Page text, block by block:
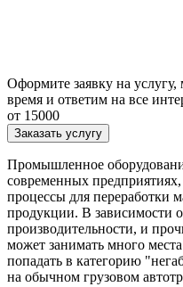
Оформите заявку на
время и ответим на все
от 15000
Заказать услугу
Промышленное
современных
процессы для переработки
продукции. В зависимости
производительности, и
может занимать много
попадать в категорию
на обычном грузовом